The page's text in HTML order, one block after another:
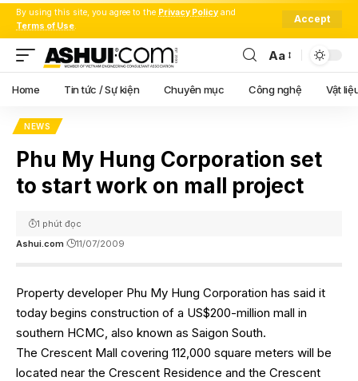
By using this site, you agree to the Privacy Policy and
Terms of Use.
Accept
Font
Resizer
Aa
Home Tin tức / Sự kiện Chuyên mục Công nghệ Vật
NEWS
Phu My Hung Corporation set
to start work on mall project
Ashui.com 11/07/2009
1 phút đọc
Property developer Phu My Hung Corporation has said it
today begins construction of a US$200-million mall in
southern HCMC, also known as Saigon South.
The Crescent Mall covering 112,000 square meters will be
located near the Crescent Residence and the Crescent